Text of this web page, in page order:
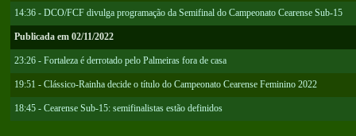
14:36 - DCO/FCF divulga programação da Semifinal do Campeonato Cearense Sub-15
Publicada em 02/11/2022
23:26 - Fortaleza é derrotado pelo Palmeiras fora de casa
19:51 - Clássico-Rainha decide o título do Campeonato Cearense Feminino 2022
18:45 - Cearense Sub-15: semifinalistas estão definidos